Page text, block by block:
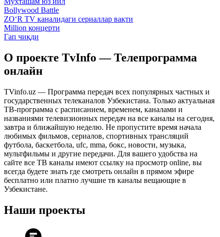
Bollywood Battle
ZO‘R TV каналидаги сериаллар вақти
Million концерти
Гап чиқди
О проекте TvInfo — Телепрограмма
онлайн
TVinfo.uz — Программа передач всех популярных частных и
государственных телеканалов Узбекистана. Только актуальная
ТВ-программа с расписанием, временем, каналами и
названиями телевизионных передач на все каналы на сегодня,
завтра и ближайшую неделю. Не пропустите время начала
любимых фильмов, сериалов, спортивных трансляций
футбола, баскетбола, ufc, mma, бокс, новости, музыка,
мультфильмы и другие передачи. Для вашего удобства на
сайте все ТВ каналы имеют ссылку на просмотр online, вы
всегда будете знать где смотреть онлайн в прямом эфире
бесплатно или платно лучшие тв каналы вещающие в
Узбекистане.
Наши проекты